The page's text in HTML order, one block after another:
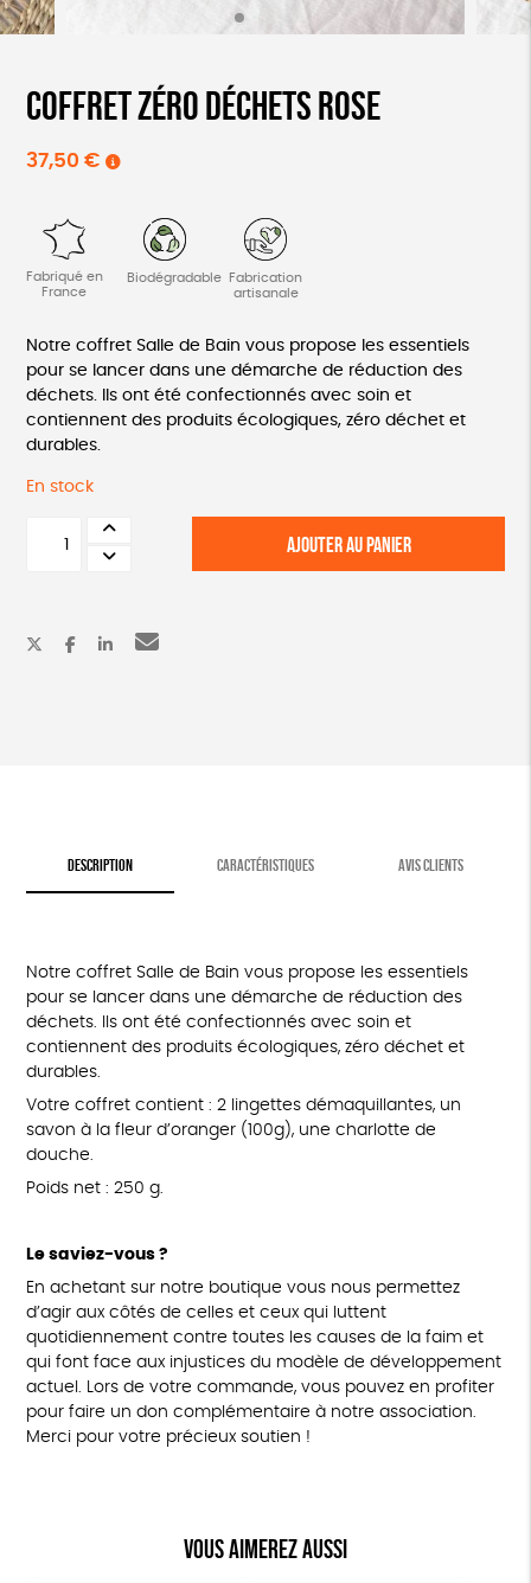
Coffret zéro déchets rose
37,50 €
Fabriqué en
France
Biodégradable
Fabrication
artisanale
Notre coffret Salle de Bain vous propose les essentiels
pour se lancer dans une démarche de réduction des
déchets. Ils ont été confectionnés avec soin et
contiennent des produits écologiques, zéro déchet et
durables.
En stock
AJOUTER AU PANIER
DESCRIPTION CARACTÉRISTIQUES AVIS CLIENTS
Notre coffret Salle de Bain vous propose les essentiels
pour se lancer dans une démarche de réduction des
déchets. Ils ont été confectionnés avec soin et
contiennent des produits écologiques, zéro déchet et
durables.
Votre coffret contient : 2 lingettes démaquillantes, un
savon à la fleur d’oranger (100g), une charlotte de
douche.
Poids net : 250 g.
Le saviez-vous ?
En achetant sur notre boutique vous nous permettez
d’agir aux côtés de celles et ceux qui luttent
quotidiennement contre toutes les causes de la faim et
qui font face aux injustices du modèle de développement
actuel. Lors de votre commande, vous pouvez en profiter
pour faire un don complémentaire à notre association.
Merci pour votre précieux soutien !
Vous aimerez aussi